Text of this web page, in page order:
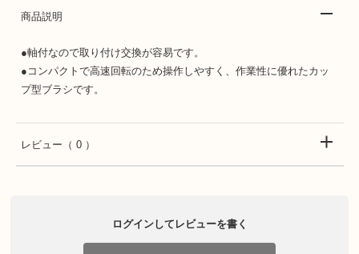
商品説明
●軸付なので取り付け交換が容易です。
●コンパクトで高速回転のため操作しやすく、作業性に優れたカッ
プ型ブラシです。
レビュー （ 0 ）
ログインしてレビューを書く